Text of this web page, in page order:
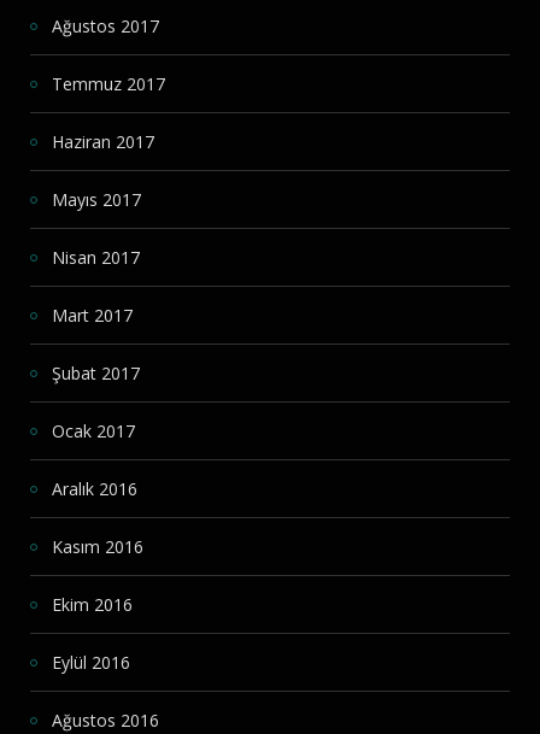
Ağustos 2017
Temmuz 2017
Haziran 2017
Mayıs 2017
Nisan 2017
Mart 2017
Şubat 2017
Ocak 2017
Aralık 2016
Kasım 2016
Ekim 2016
Eylül 2016
Ağustos 2016